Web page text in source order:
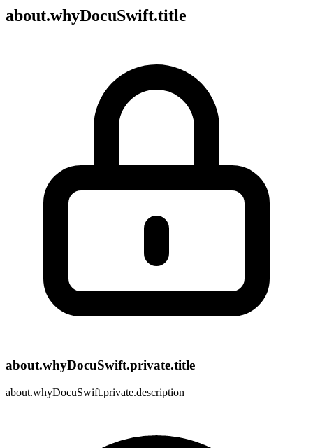
about.whyDocuSwift.title
about.whyDocuSwift.private.title
about.whyDocuSwift.private.description